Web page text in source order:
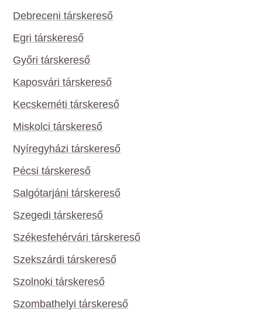
Debreceni társkereső
Egri társkereső
Győri társkereső
Kaposvári társkereső
Kecskeméti társkereső
Miskolci társkereső
Nyíregyházi társkereső
Pécsi társkereső
Salgótarjáni társkereső
Szegedi társkereső
Székesfehérvári társkereső
Szekszárdi társkereső
Szolnoki társkereső
Szombathelyi társkereső